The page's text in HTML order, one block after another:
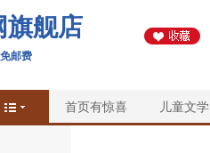
旗舰店
邮费
首页有惊喜 儿童文学